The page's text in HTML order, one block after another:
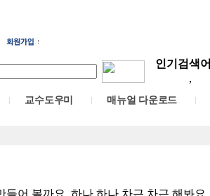
인기검색어
,
교수도우미 매뉴얼 다운로드
들어 볼까요. 하나 하나 차근 차근 해봐요.